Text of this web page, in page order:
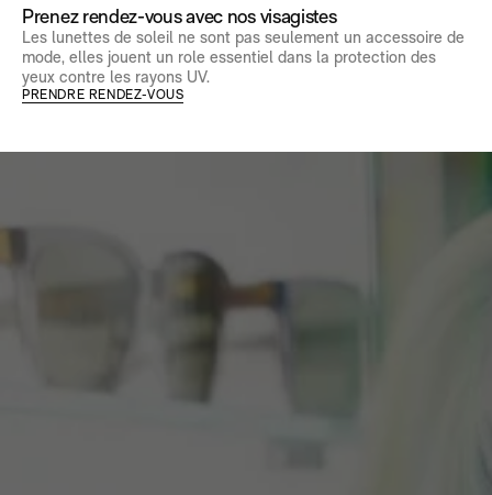
Prenez rendez-vous avec nos visagistes
Les lunettes de soleil ne sont pas seulement un accessoire de
mode, elles jouent un role essentiel dans la protection des
yeux contre les rayons UV.
PRENDRE RENDEZ-VOUS